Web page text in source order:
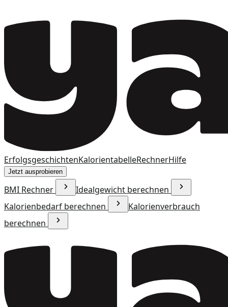
ErfolgsgeschichtenKalorientabelleRechnerHilfe
Jetzt ausprobieren
BMI Rechner
Idealgewicht berechnen
Kalorienbedarf berechnen
Kalorienverbrauch
berechnen